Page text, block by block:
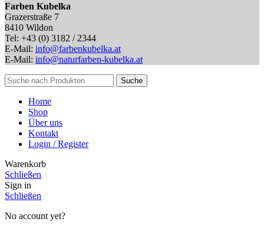
Farben Kubelka
Grazerstraße 7
8410 Wildon
Tel: +43 (0) 3182 / 2344
E-Mail: info@farbenkubelka.at
E-Mail: info@naturfarben-kubelka.at
Suche
Home
Shop
Über uns
Kontakt
Login / Register
Warenkorb
Schließen
Sign in
Schließen
No account yet?